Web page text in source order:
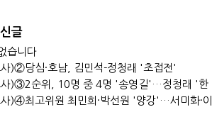
글
습니다
)②당심·호남, 김민석-정청래 '초접전'